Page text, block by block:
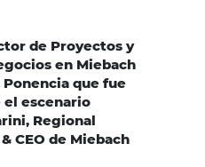
de Proyectos y
en Miebach
que fue
el escenario
Regional
CEO de Miebach